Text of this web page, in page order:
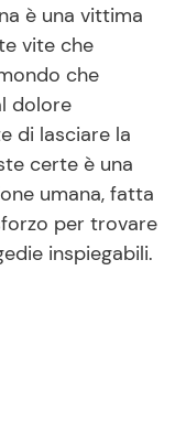
è una vittima
vite che
che
dolore
di lasciare la
certe è una
umana, fatta
per trovare
inspiegabili.